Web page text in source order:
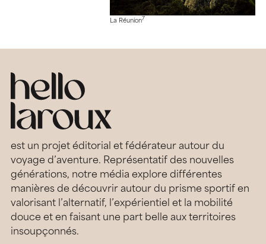
La Réunion7
est un projet éditorial et fédérateur autour du
voyage d’aventure. Représentatif des nouvelles
générations, notre média explore différentes
manières de découvrir autour du prisme sportif en
valorisant l’alternatif, l’expérientiel et la mobilité
douce et en faisant une part belle aux territoires
insoupçonnés.